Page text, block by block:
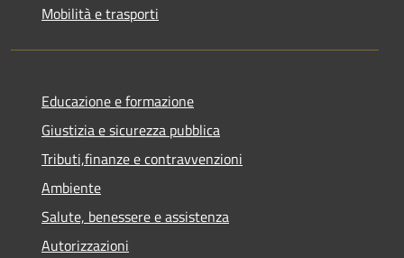
Mobilità e trasporti
Educazione e formazione
Giustizia e sicurezza pubblica
Tributi,finanze e contravvenzioni
Ambiente
Salute, benessere e assistenza
Autorizzazioni